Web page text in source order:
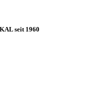
seit 1960